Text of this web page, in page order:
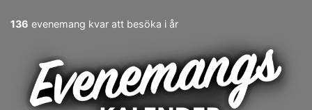
136 evenemang kvar att besöka i år